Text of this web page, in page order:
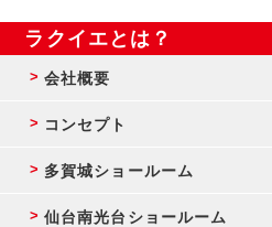
ラクイエとは？
会社概要
コンセプト
多賀城ショールーム
仙台南光台ショールーム